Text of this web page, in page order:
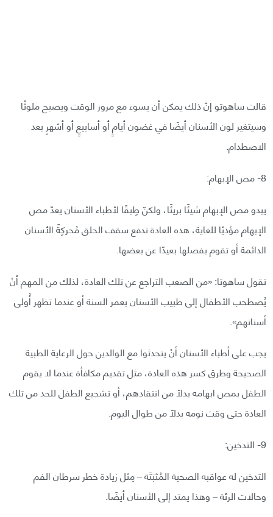
قالت ساهوتو إنَّ ذلك يمكن أن يسوء مع مرور الوقت ويصبح ملوثًا
وسيتغير لون الأسنان أيضًا في غضون أيامٍ أو أسابيعٍ أو أشهرٍ بعد
الاصطدام.
8- مص الإبهام:
يبدو مص الإبهام شيئًا بريئًا، ولكنّ طِبقًا لأطباء الأسنان يعدّ مص
الإبهام مؤذيًا للغاية، هذه العادة تدفع سقف الحلق مُحركِةً الأسنان
الدائمة أو تقوم بفصلها بعيدًا عن بعضها.
تقول ساهوتا: «من الصعب التراجع عن تلك العادة، لذلك من المهم أنْ
يُصطحب الأطفال إلى طبيب الأسنان بعمر السنة أو عندما تظهر أُولى
أسنانهم».
يجب على أطباء الأسنان أنْ يتحدثوا مع الوالدين حول الرعاية الطبية
الصحيحة وطرق كسر هذه العادة، مثل تقديم مكافأة عندما لا يقوم
الطفل بمص ابهامه بدلًا من انتقادهم، أو تشجيع الطفل للحد من تلك
العادة حتى وقت نومه بدلًا من طوال اليوم.
9- التدخين:
التدخين له عواقبه الصحية المُثبَتَة – مِثل زيادة خطر سرطان الفم
وحالات الرئة – وهذا يمتد إلى الأسنان أيضًا.